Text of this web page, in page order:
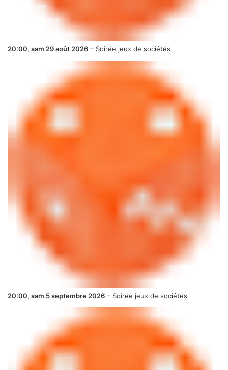
20:00, sam 29 août 2026 – Soirée jeux de sociétés
20:00, sam 5 septembre 2026 – Soirée jeux de sociétés